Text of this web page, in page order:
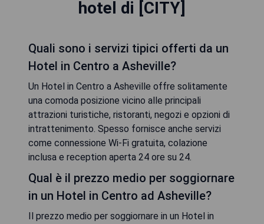
hotel di [CITY]
Quali sono i servizi tipici offerti da un
Hotel in Centro a Asheville?
Un Hotel in Centro a Asheville offre solitamente
una comoda posizione vicino alle principali
attrazioni turistiche, ristoranti, negozi e opzioni di
intrattenimento. Spesso fornisce anche servizi
come connessione Wi-Fi gratuita, colazione
inclusa e reception aperta 24 ore su 24.
Qual è il prezzo medio per soggiornare
in un Hotel in Centro ad Asheville?
Il prezzo medio per soggiornare in un Hotel in